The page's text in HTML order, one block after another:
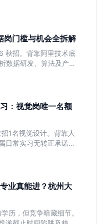
门槛与机会全拆解
秋招。背靠阿里技术底
数据研发、算法及产品
线的成长曲线与抗压挑
：视觉岗唯一名额
1名视觉设计。背靠人
日常实习无转正承诺。
严谨流程的设计生，想
业真能进？杭州大
历，但竞争暗藏细节。